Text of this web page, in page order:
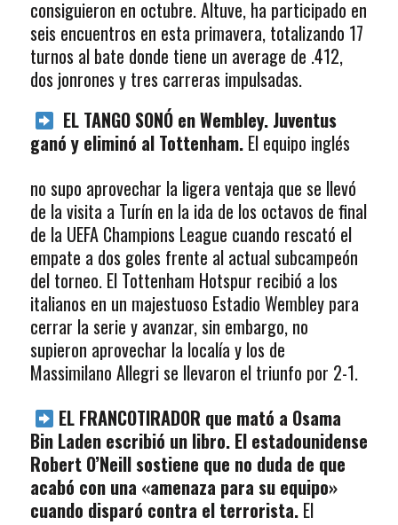
consiguieron en octubre. Altuve, ha participado en
seis encuentros en esta primavera, totalizando 17
turnos al bate donde tiene un average de .412,
dos jonrones y tres carreras impulsadas.
EL TANGO SONÓ en Wembley. Juventus
ganó y eliminó al Tottenham.El equipo inglés
no supo aprovechar la ligera ventaja que se llevó
de la visita a Turín en la ida de los octavos de final
de la UEFA Champions League cuando rescató el
empate a dos goles frente al actual subcampeón
del torneo. El Tottenham Hotspur recibió a los
italianos en un majestuoso Estadio Wembley para
cerrar la serie y avanzar, sin embargo, no
supieron aprovechar la localía y los de
Massimilano Allegri se llevaron el triunfo por 2-1.
EL FRANCOTIRADOR que mató a Osama
Bin Laden escribió un libro. El estadounidense
Robert O’Neill sostiene que no duda de que
acabó con una «amenaza para su equipo»
cuando disparó contra el terrorista.El